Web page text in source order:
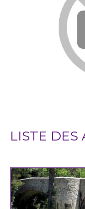
LISTE DES